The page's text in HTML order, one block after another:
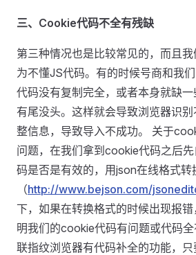
三、Cookie代码不全有残缺
第三种情况也是比较常见的，而且
为不懂JS代码。有的时候号商和我
代码没有复制完全，或者本身就缺一
有尾没头。这样就会导致浏览器识
整信息，导致导入不成功。 关于
问题，在我们拿到cookie代码之后
码是否是有效的，用json在线格式转
（http://www.bejson.com/
下，如果在转换格式的时候出现报
明我们的cookie代码有问题或代码
联指纹浏览器有代码补全的功能，